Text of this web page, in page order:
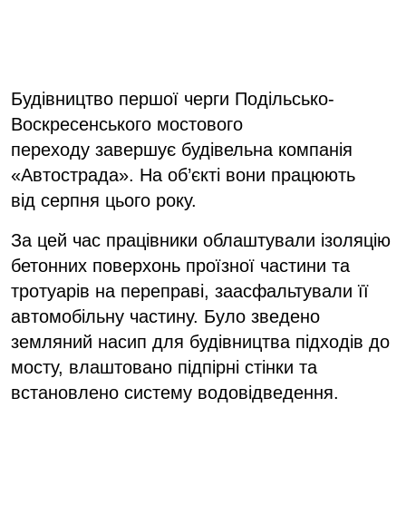
Будівництво першої черги Подільсько-
Воскресенського мостового
переходу завершує будівельна компанія
«Автострада». На об’єкті вони працюють
від серпня цього року.
За цей час працівники облаштували ізоляцію
бетонних поверхонь проїзної частини та
тротуарів на переправі, заасфальтували її
автомобільну частину. Було зведено
земляний насип для будівництва підходів до
мосту, влаштовано підпірні стінки та
встановлено систему водовідведення.